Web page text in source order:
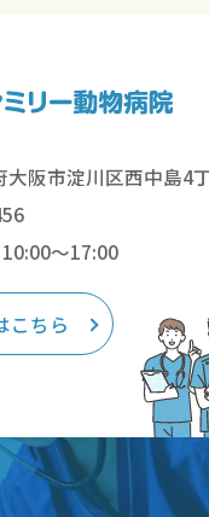
大阪市淀川区西中島4
～17:00
こちら